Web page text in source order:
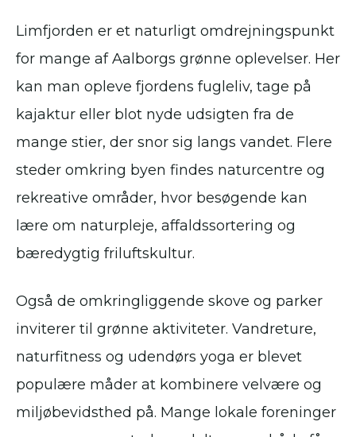
Limfjorden er et naturligt omdrejningspunkt
for mange af Aalborgs grønne oplevelser. Her
kan man opleve fjordens fugleliv, tage på
kajaktur eller blot nyde udsigten fra de
mange stier, der snor sig langs vandet. Flere
steder omkring byen findes naturcentre og
rekreative områder, hvor besøgende kan
lære om naturpleje, affaldssortering og
bæredygtig friluftskultur.
Også de omkringliggende skove og parker
inviterer til grønne aktiviteter. Vandreture,
naturfitness og udendørs yoga er blevet
populære måder at kombinere velvære og
miljøbevidsthed på. Mange lokale foreninger